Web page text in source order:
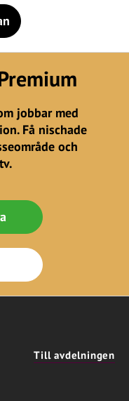
jobbar med
Få nischade
och
Till avdelningen